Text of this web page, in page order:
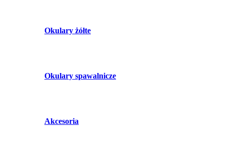
Okulary żółte
Okulary spawalnicze
Akcesoria